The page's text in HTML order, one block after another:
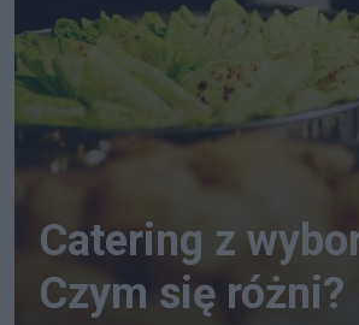
Catering z
Czym się różni?